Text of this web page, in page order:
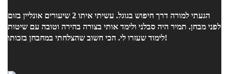
הגעתי למורה דרך חיפוש בגוגל. עשיתי איתו 2 שיעורים אונליין בזום
לפני מבחן. תמיר היה סבלני ולימד אותי בצורה בהירה וטובה עם שיטות
לימוד שעזרו לי. הכי חשוב שהצלחתי במחבחן בזכותו!